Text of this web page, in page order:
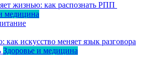
жизнью: как распознать РПП
медицина
как искусство меняет язык разговора
Здоровье и медицина